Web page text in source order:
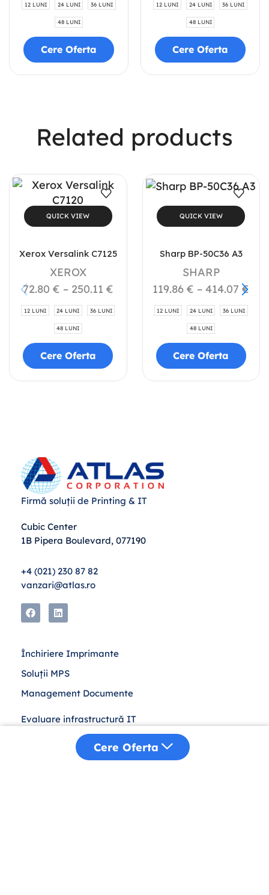
12 LUNI 24 LUNI 36 LUNI
48 LUNI
Cere Oferta
12 LUNI 24 LUNI 36 LUNI
48 LUNI
Cere Oferta
Related products
QUICK VIEW
Xerox Versalink C7125
XEROX
72.80 € – 250.11 €
12 LUNI 24 LUNI 36 LUNI
48 LUNI
Cere Oferta
QUICK VIEW
Sharp BP-50C36 A3
SHARP
119.86€ – 414.07€
12 LUNI 24 LUNI 36 LUNI
48 LUNI
Cere Oferta
Firmă soluții de Printing & IT
Cubic Center
1B Pipera Boulevard, 077190
+4 (021) 230 87 82
vanzari@atlas.ro
Închiriere Imprimante
Soluții MPS
Management Documente
Evaluare infrastructură IT
Achiziții Publice
Cere Oferta